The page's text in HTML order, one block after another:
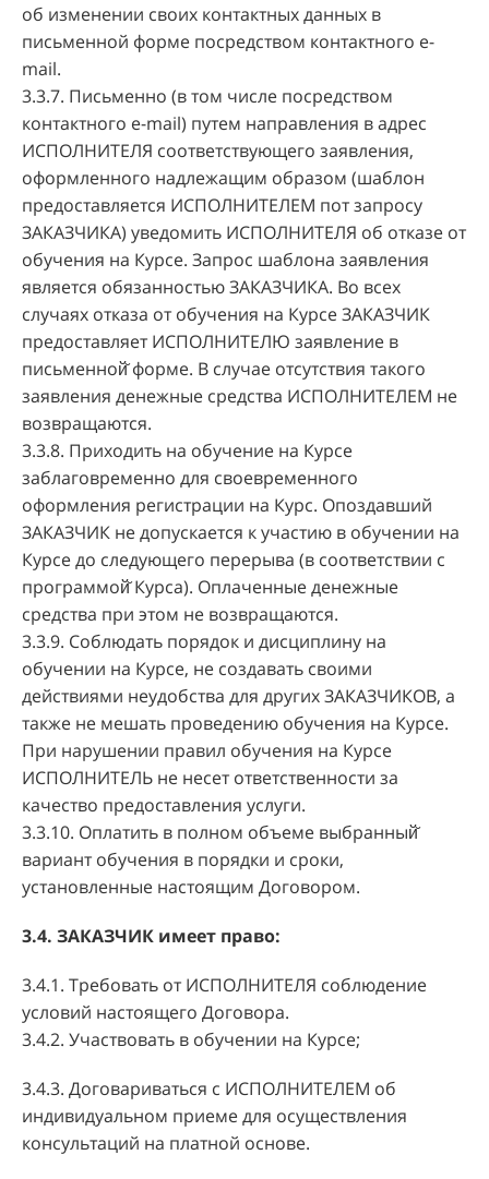
об изменении своих контактных данных в
письменной форме посредством контактного e-
mail.
3.3.7. Письменно (в том числе посредством
контактного e-mail) путем направления в адрес
ИСПОЛНИТЕЛЯ соответствующего заявления,
оформленного надлежащим образом (шаблон
предоставляется ИСПОЛНИТЕЛЕМ пот запросу
ЗАКАЗЧИКА) уведомить ИСПОЛНИТЕЛЯ об отказе от
обучения на Курсе. Запрос шаблона заявления
является обязанностью ЗАКАЗЧИКА. Во всех
случаях отказа от обучения на Курсе ЗАКАЗЧИК
предоставляет ИСПОЛНИТЕЛЮ заявление в
письменной̆ форме. В случае отсутствия такого
заявления денежные средства ИСПОЛНИТЕЛЕМ не
возвращаются.
3.3.8. Приходить на обучение на Курсе
заблаговременно для своевременного
оформления регистрации на Курс. Опоздавший
ЗАКАЗЧИК не допускается к участию в обучении на
Курсе до следующего перерыва (в соответствии с
программой̆ Курса). Оплаченные денежные
средства при этом не возвращаются.
3.3.9. Соблюдать порядок и дисциплину на
обучении на Курсе, не создавать своими
действиями неудобства для других ЗАКАЗЧИКОВ, а
также не мешать проведению обучения на Курсе.
При нарушении правил обучения на Курсе
ИСПОЛНИТЕЛЬ не несет ответственности за
качество предоставления услуги.
3.3.10. Оплатить в полном объеме выбранный̆
вариант обучения в порядки и сроки,
установленные настоящим Договором.
3.4. ЗАКАЗЧИК имеет право:
3.4.1. Требовать от ИСПОЛНИТЕЛЯ соблюдение
условий настоящего Договора.
3.4.2. Участвовать в обучении на Курсе;
3.4.3. Договариваться с ИСПОЛНИТЕЛЕМ об
индивидуальном приеме для осуществления
консультаций на платной основе.